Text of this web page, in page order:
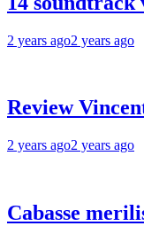
2 years ago2 years ago
Review
2 years ago2 years ago
Cabasse